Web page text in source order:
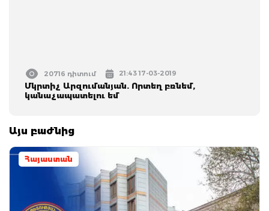
20716 դիտում 21:43 17-03-2019
Մկրտիչ Արզումանյան. Որտեղ բռնեմ,
կանաչապատելու եմ
Այս բաժնից
Հայաստան